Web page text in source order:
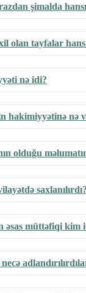
şimalda hansı
olan tayfalar
nə idi?
hakimiyyətinə nə
olduğu
saxlanılırdı?
əsas müttəfiqi kim